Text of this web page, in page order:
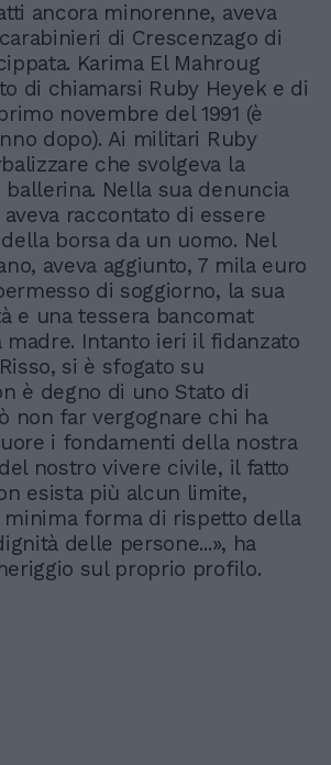
ancora minorenne, aveva
di Crescenzago di
Karima El Mahroug
di chiamarsi Ruby Heyek e di
novembre del 1991 (è
dopo). Ai militari Ruby
che svolgeva la
Nella sua denuncia
raccontato di essere
borsa da un uomo. Nel
aveva aggiunto, 7 mila euro
di soggiorno, la sua
e una tessera bancomat
madre. Intanto ieri il fidanzato
si è sfogato su
è degno di uno Stato di
non far vergognare chi ha
i fondamenti della nostra
nostro vivere civile, il fatto
esista più alcun limite,
forma di rispetto della
delle persone...», ha
sul proprio profilo.